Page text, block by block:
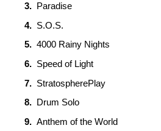
Paradise
S.O.S.
4000 Rainy Nights
Speed of Light
StratospherePlay
Drum Solo
Anthem of the World